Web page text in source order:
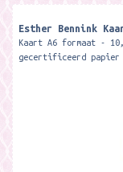
Esther Bennink
Kaart A6 formaat -
gecertificeerd papier